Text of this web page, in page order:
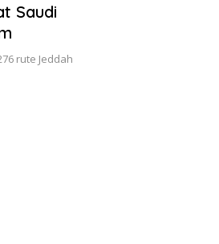
Saudi
rute Jeddah